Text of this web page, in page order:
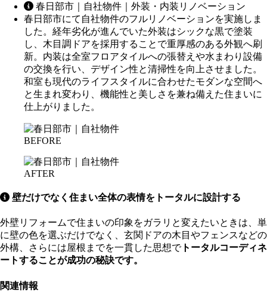
春日部市｜自社物件｜外装・内装リノベーション
春日部市にて自社物件のフルリノベーションを実施しま
した。経年劣化が進んでいた外装はシックな黒で塗装
し、木目調ドアを採用することで重厚感のある外観へ刷
新。内装は全室フロアタイルへの張替えや水まわり設備
の交換を行い、デザイン性と清掃性を向上させました。
和室も現代のライフスタイルに合わせたモダンな空間へ
と生まれ変わり、機能性と美しさを兼ね備えた住まいに
仕上がりました。
BEFORE
AFTER
壁だけでなく住まい全体の表情をトータルに設計する
外壁リフォームで住まいの印象をガラリと変えたいときは、単
に壁の色を選ぶだけでなく、玄関ドアの木目やフェンスなどの
外構、さらには屋根までを一貫した思想でトータルコーディネ
ートすることが成功の秘訣です。
関連情報